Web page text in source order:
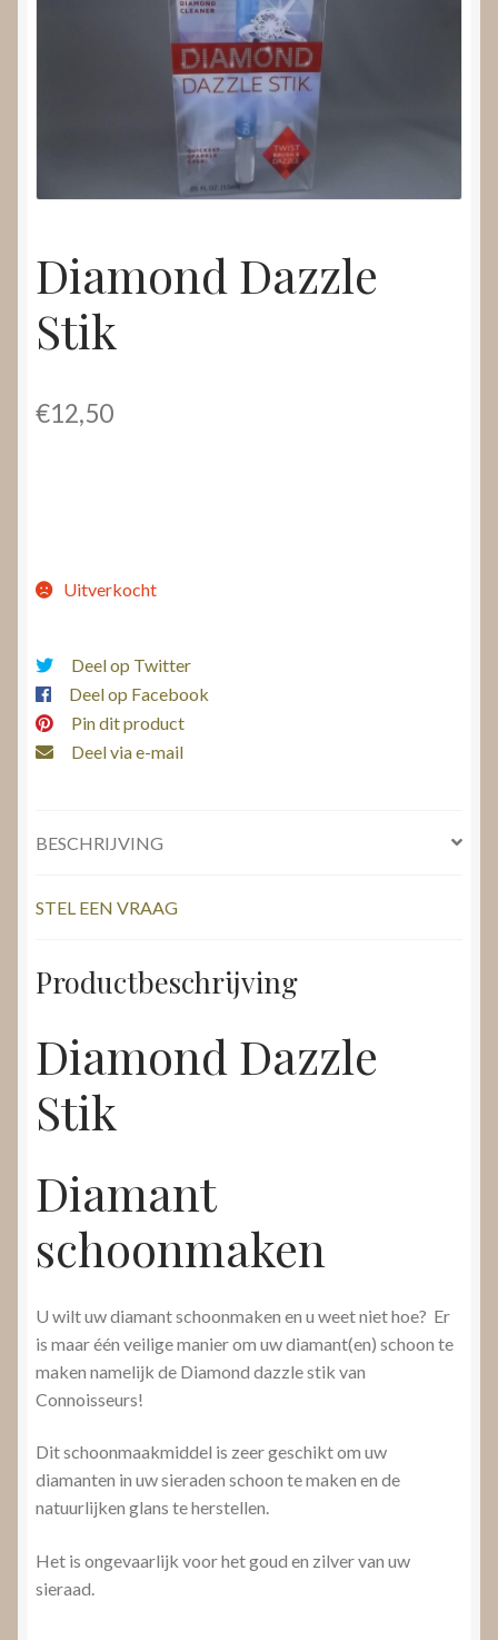
Diamond Dazzle
Stik
€12,50
Uitverkocht
Deel op Twitter
Deel op Facebook
Pin dit product
Deel via e-mail
BESCHRIJVING
STEL EEN VRAAG
Productbeschrijving
Diamond Dazzle
Stik
Diamant
schoonmaken
U wilt uw diamant schoonmaken en u weet niet hoe? Er
is maar één veilige manier om uw diamant(en) schoon te
maken namelijk de Diamond dazzle stik van
Connoisseurs!
Dit schoonmaakmiddel is zeer geschikt om uw
diamanten in uw sieraden schoon te maken en de
natuurlijken glans te herstellen.
Het is ongevaarlijk voor het goud en zilver van uw
sieraad.